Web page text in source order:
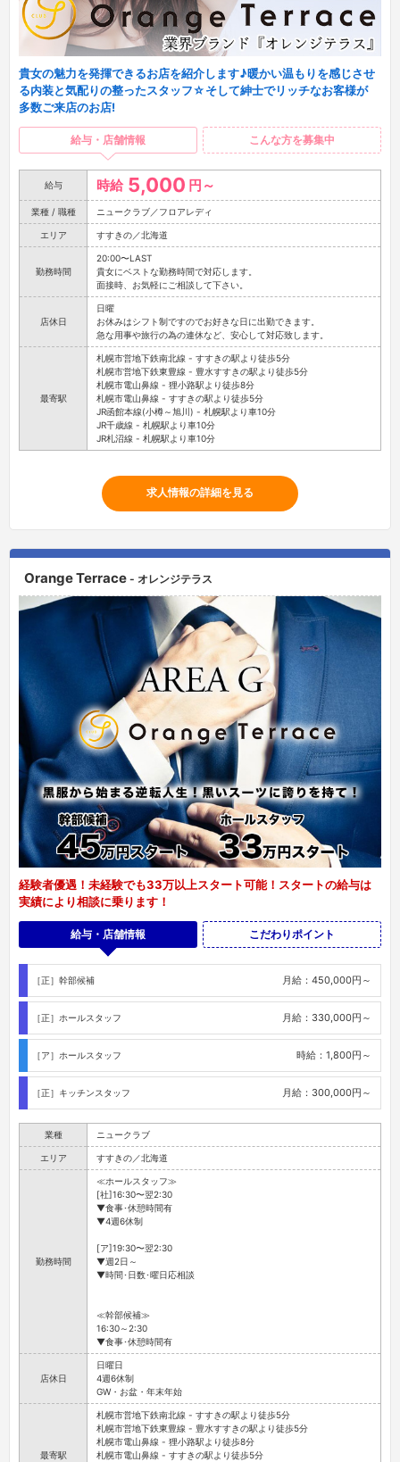
貴女の魅力を発揮できるお店を紹介します♪暖かい温もりを感じさせ
る内装と気配りの整ったスタッフ☆そして紳士でリッチなお客様が
多数ご来店のお店!
給与・店舗情報 こんな方を募集中
給与 時給 5,000 円～
業種 / 職種 ニュークラブ／フロアレディ
エリア すすきの／北海道
勤務時間
20:00〜LAST
貴女にベストな勤務時間で対応します。
面接時、お気軽にご相談して下さい。
店休日
日曜
お休みはシフト制ですのでお好きな日に出勤できます。
急な用事や旅行の為の連休など、安心して対応致します。
最寄駅
札幌市営地下鉄南北線 - すすきの駅より徒歩5分
札幌市営地下鉄東豊線 - 豊水すすきの駅より徒歩5分
札幌市電山鼻線 - 狸小路駅より徒歩8分
札幌市電山鼻線 - すすきの駅より徒歩5分
JR函館本線(小樽～旭川) - 札幌駅より車10分
JR千歳線 - 札幌駅より車10分
JR札沼線 - 札幌駅より車10分
求人情報の詳細を見る
Orange Terrace - オレンジテラス
経験者優遇！未経験でも33万以上スタート可能！スタートの給与は
実績により相談に乗ります！
給与・店舗情報 こだわりポイント
［正］幹部候補 月給：450,000円～
［正］ホールスタッフ 月給：330,000円～
［ア］ホールスタッフ 時給：1,800円～
［正］キッチンスタッフ 月給：300,000円～
業種 ニュークラブ
エリア すすきの／北海道
勤務時間
≪ホールスタッフ≫
[社]16:30〜翌2:30
▼食事･休憩時間有
▼4週6休制
[ア]19:30〜翌2:30
▼週2日～
▼時間･日数･曜日応相談
≪幹部候補≫
16:30～2:30
▼食事･休憩時間有
店休日
日曜日
4週6休制
GW・お盆・年末年始
最寄駅
札幌市営地下鉄南北線 - すすきの駅より徒歩5分
札幌市営地下鉄東豊線 - 豊水すすきの駅より徒歩5分
札幌市電山鼻線 - 狸小路駅より徒歩8分
札幌市電山鼻線 - すすきの駅より徒歩5分